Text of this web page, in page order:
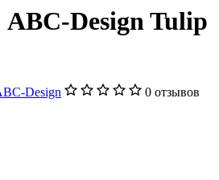
ABC-Design Tulip
Design
0 отзывов